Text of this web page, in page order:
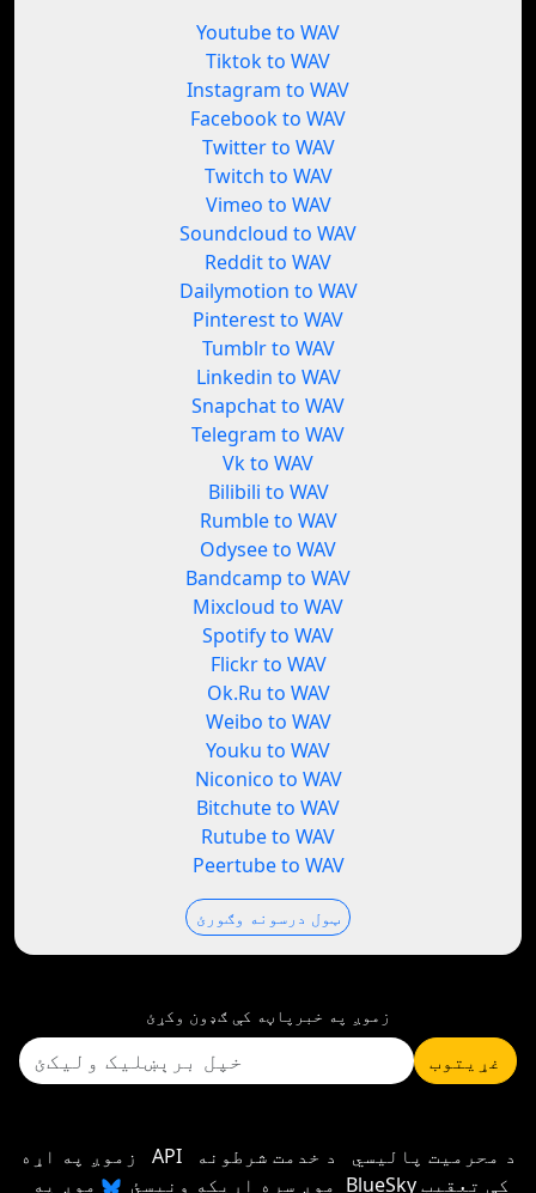
Youtube to WAV
Tiktok to WAV
Instagram to WAV
Facebook to WAV
Twitter to WAV
Twitch to WAV
Vimeo to WAV
Soundcloud to WAV
Reddit to WAV
Dailymotion to WAV
Pinterest to WAV
Tumblr to WAV
Linkedin to WAV
Snapchat to WAV
Telegram to WAV
Vk to WAV
Bilibili to WAV
Rumble to WAV
Odysee to WAV
Bandcamp to WAV
Mixcloud to WAV
Spotify to WAV
Flickr to WAV
Ok.Ru to WAV
Weibo to WAV
Youku to WAV
Niconico to WAV
Bitchute to WAV
Rutube to WAV
Peertube to WAV
ټول درسونه وګورئ
زموږ په خبرپاڼه کې ګډون وکړئ
غړیتوب
زموږ په اړه API د محرمیت پالیسي
د خدمت شرطونه
موږ سره اړیکه ونیسئ
موږ په BlueSky کې تعقیب